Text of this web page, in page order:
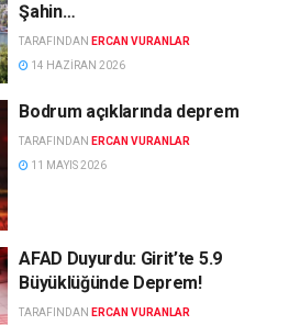
Şahin…
TARAFINDAN ERCAN VURANLAR
14 HAZIRAN 2026
Bodrum açıklarında deprem
TARAFINDAN ERCAN VURANLAR
11 MAYIS 2026
AFAD Duyurdu: Girit’te 5.9
Büyüklüğünde Deprem!
TARAFINDAN ERCAN VURANLAR